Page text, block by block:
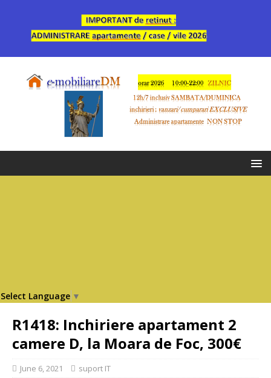
Select Language ▼
R1418: Inchiriere apartament 2
camere D, la Moara de Foc, 300€
June 6, 2021 suport IT